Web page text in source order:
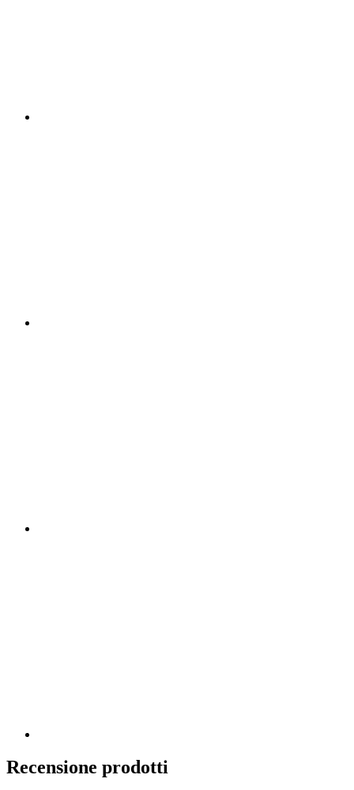
Recensione prodotti